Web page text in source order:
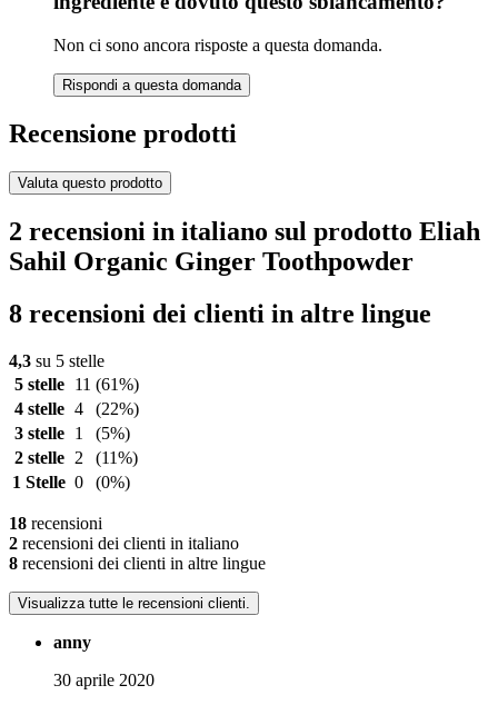
Non ci sono ancora risposte a questa domanda.
Rispondi a questa domanda
Recensione prodotti
Valuta questo prodotto
2 recensioni in italiano sul prodotto Eliah
Sahil Organic Ginger Toothpowder
8 recensioni dei clienti in altre lingue
4,3 su 5 stelle
5 stelle
11 (61%)
4 stelle 4
(22%)
3 stelle
1
(5%)
2 stelle
2
(11%)
1 Stelle 0 (0%)
18 recensioni
2 recensioni dei clienti in italiano
8 recensioni dei clienti in altre lingue
Visualizza tutte le recensioni clienti.
anny
30 aprile 2020